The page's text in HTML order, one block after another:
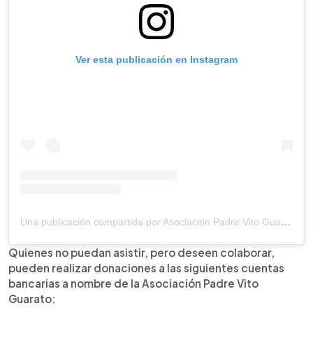
Ver esta publicación en Instagram
Una publicación compartida por Asociación Padre Vito Guarato (@hogarpadrevito)
Quienes no puedan asistir, pero deseen colaborar,
pueden realizar donaciones a las siguientes cuentas
bancarias a nombre de la Asociación Padre Vito
Guarato: